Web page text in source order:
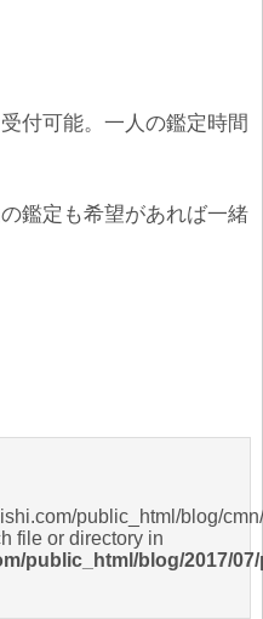
付可能。一人の鑑定時間
鑑定も希望があれば一緒
public_html/blog/
file or directory in
public_html/blog/2017/